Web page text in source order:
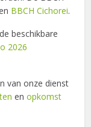
BBCH Cichorei.
beschikbare
2026
van onze dienst
enopkomst